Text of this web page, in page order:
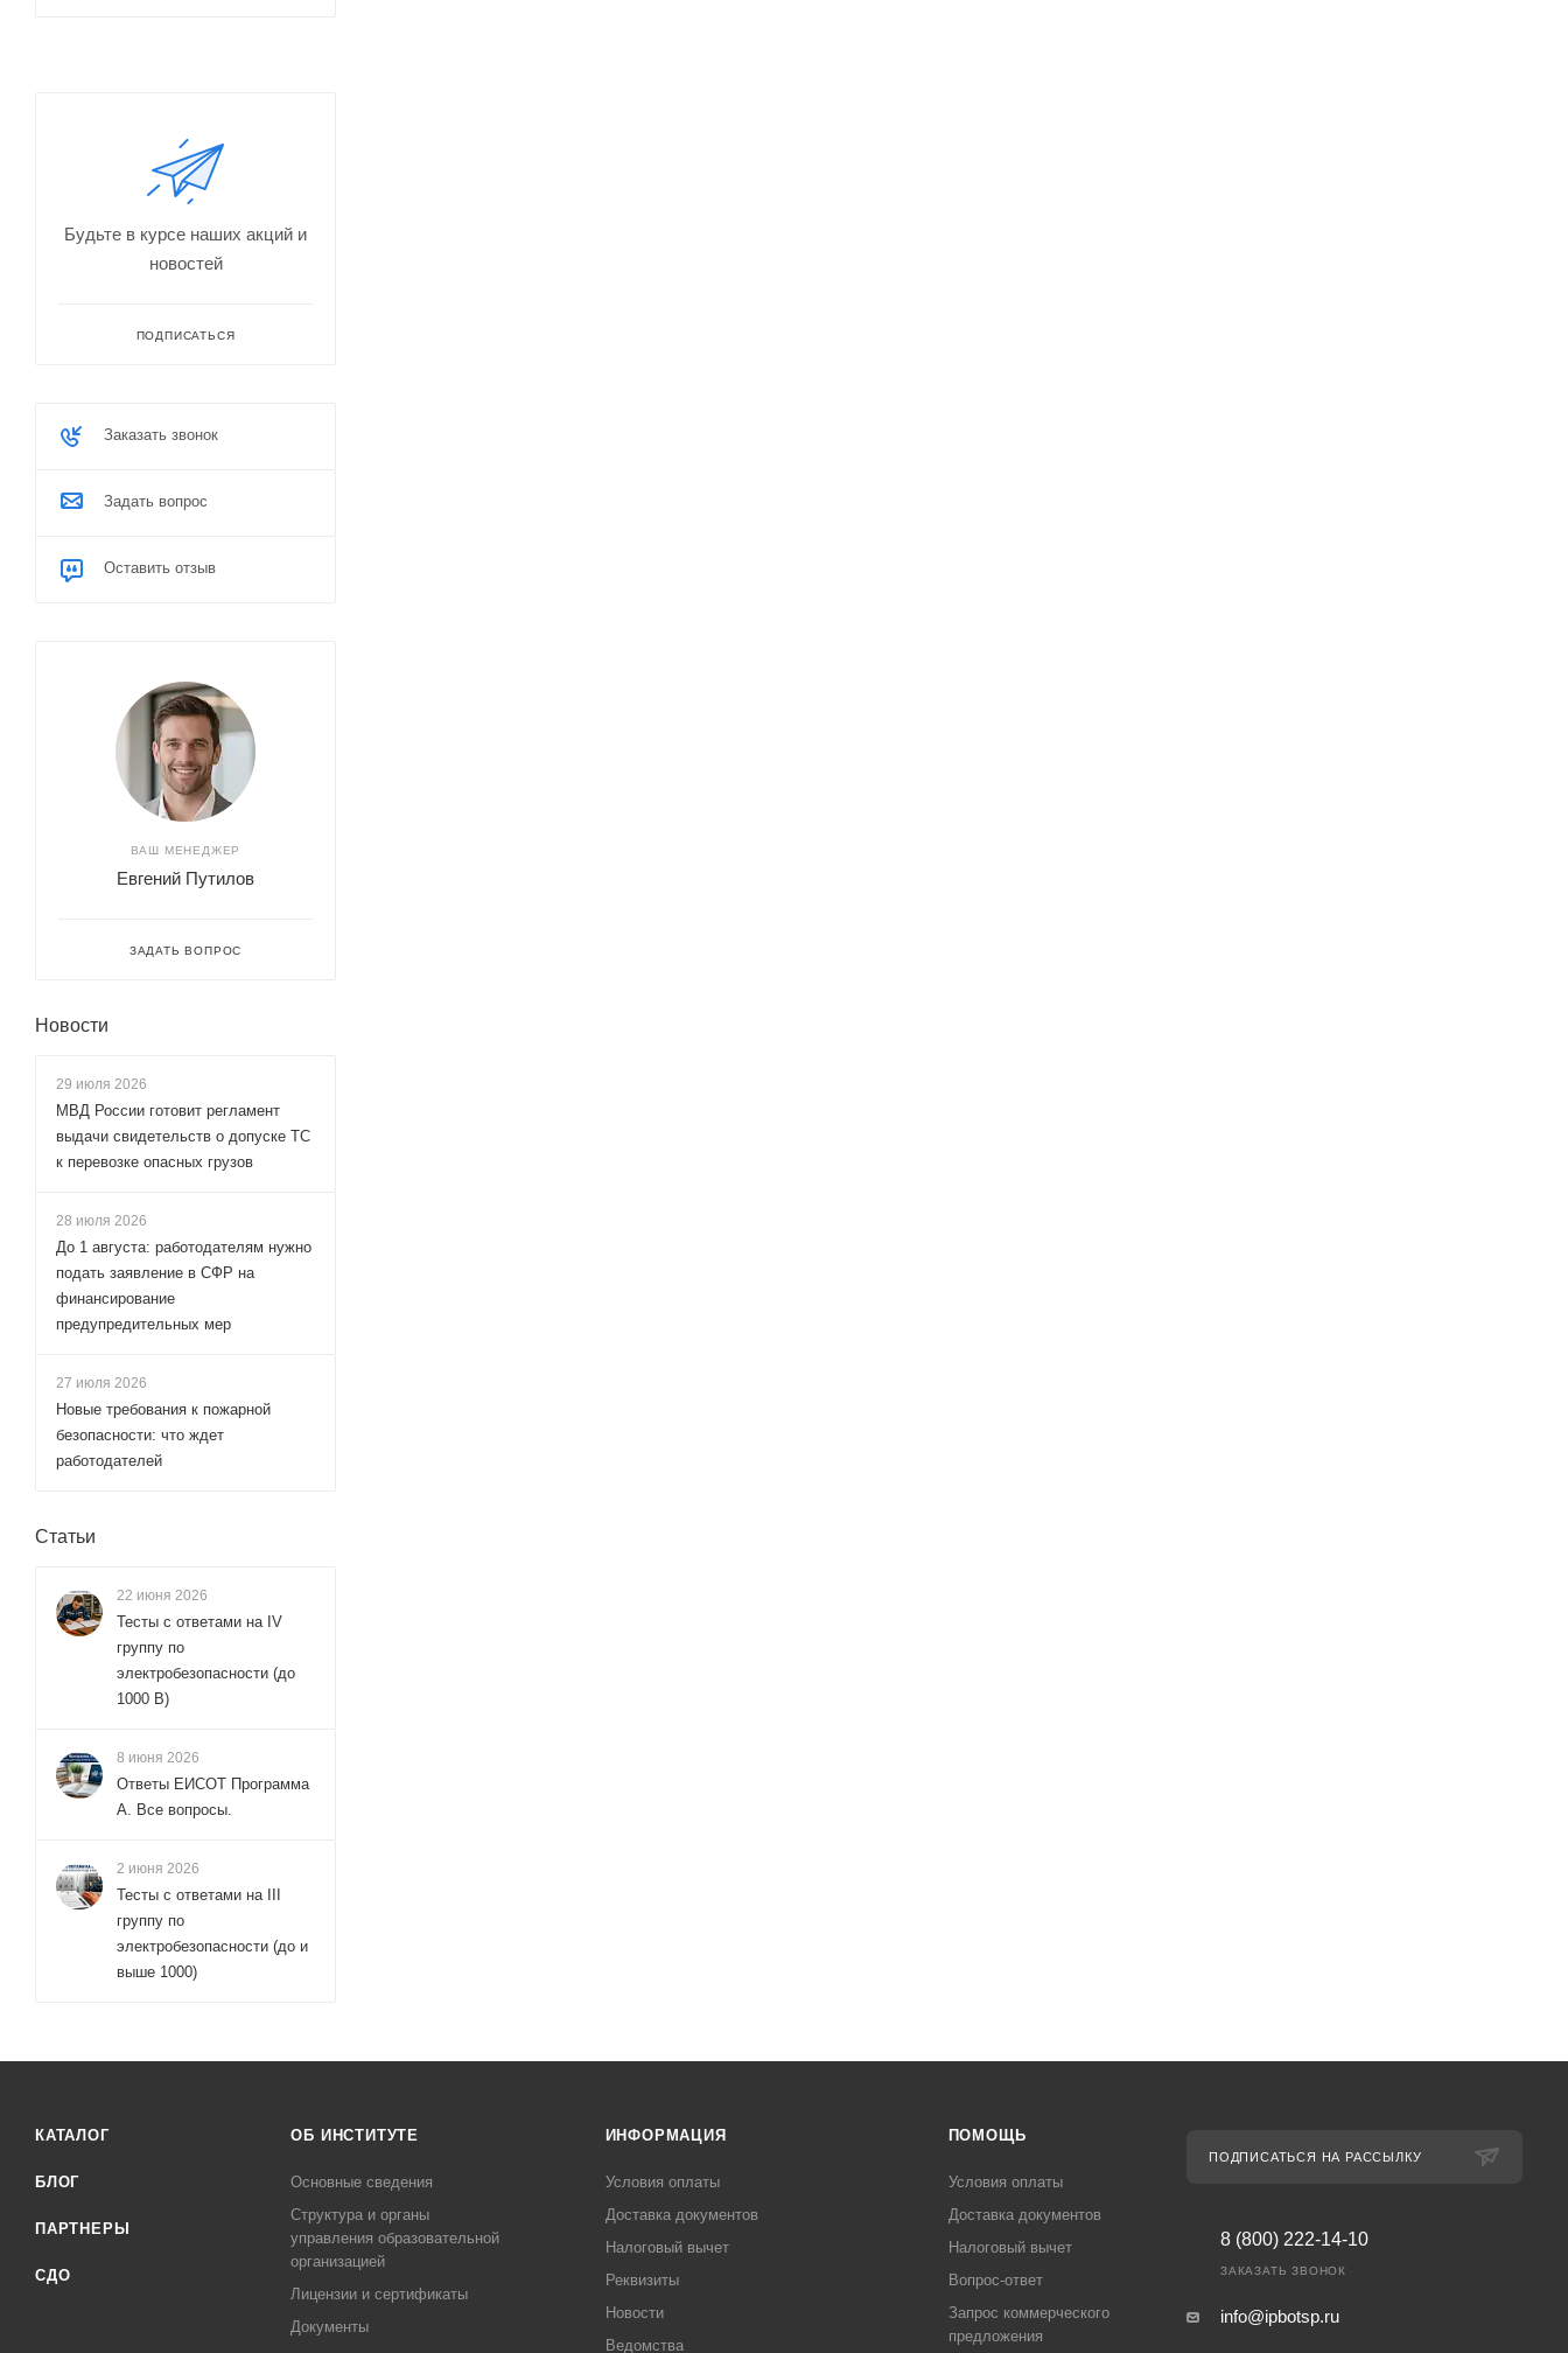
Будьте в курсе наших акций и
новостей
ПОДПИСАТЬСЯ
Заказать звонок
Задать вопрос
Оставить отзыв
ВАШ МЕНЕДЖЕР
Евгений Путилов
ЗАДАТЬ ВОПРОС
Новости
29 июля 2026
МВД России готовит регламент
выдачи свидетельств о допуске ТС
к перевозке опасных грузов
28 июля 2026
До 1 августа: работодателям нужно
подать заявление в СФР на
финансирование
предупредительных мер
27 июля 2026
Новые требования к пожарной
безопасности: что ждет
работодателей
Статьи
22 июня 2026
Тесты с ответами на IV
группу по
электробезопасности (до
1000 В)
8 июня 2026
Ответы ЕИСОТ Программа
А. Все вопросы.
2 июня 2026
Тесты с ответами на III
группу по
электробезопасности (до и
выше 1000)
КАТАЛОГ
БЛОГ
ПАРТНЕРЫ
СДО
ОБ ИНСТИТУТЕ
Основные сведения
Структура и органы
управления образовательной
организацией
Лицензии и сертификаты
Документы
ИНФОРМАЦИЯ
Условия оплаты
Доставка документов
Налоговый вычет
Реквизиты
Новости
Ведомства
ПОМОЩЬ
Условия оплаты
Доставка документов
Налоговый вычет
Вопрос-ответ
Запрос коммерческого
предложения
ПОДПИСАТЬСЯ НА РАССЫЛКУ
8 (800) 222-14-10
ЗАКАЗАТЬ ЗВОНОК
info@ipbotsp.ru